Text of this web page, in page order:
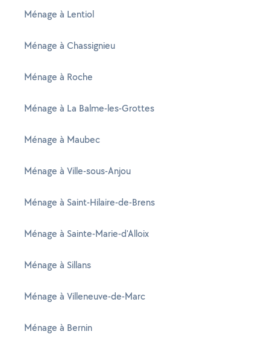
Ménage à Lentiol
Ménage à Chassignieu
Ménage à Roche
Ménage à La Balme-les-Grottes
Ménage à Maubec
Ménage à Ville-sous-Anjou
Ménage à Saint-Hilaire-de-Brens
Ménage à Sainte-Marie-d'Alloix
Ménage à Sillans
Ménage à Villeneuve-de-Marc
Ménage à Bernin